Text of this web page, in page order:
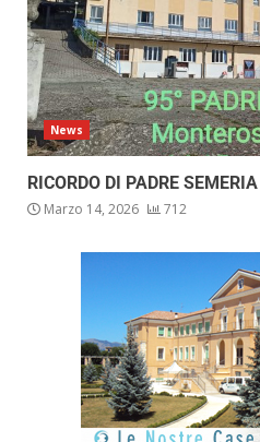
News
RICORDO DI PADRE SEMERIA
Marzo 14, 2026 712